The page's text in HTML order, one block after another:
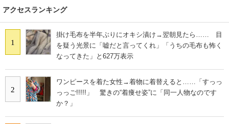
アクセスランキング
1
掛け毛布を半年ぶりにオキシ漬け→翌朝見たら…… 目
を疑う光景に「嘘だと言ってくれ」「うちの毛布も怖く
なってきた」と627万表示
2
ワンピースを着た女性→着物に着替えると……「すっっ
っっご!!!!!」 驚きの“着痩せ姿”に「同一人物なのです
か？」